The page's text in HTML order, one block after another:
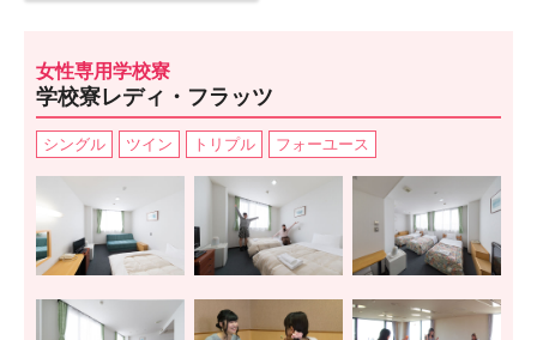
女性専用学校寮
学校寮レディ・フラッツ
シングル ツイン トリプル フォーユース